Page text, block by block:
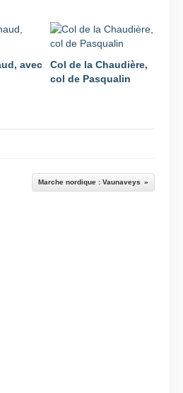
avec
Col de la Chaudière,
col de Pasqualin
Marche nordique : Vaunaveys